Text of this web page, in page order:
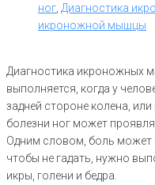
ног Диагностика
икроножной мышцы
Диагностика икроножных
выполняется, когда у
задней стороне колена,
болезни ног может
Одним словом, боль может
чтобы не гадать, нужно
икры, голени и бедра.